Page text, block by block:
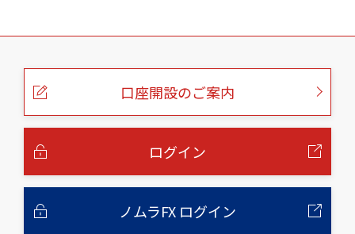
こ
口座開設のご案内
ログイン
ノムラFX ログイン